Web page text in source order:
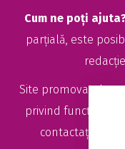
Cum ne poți
parțială, este
Site promovat de
privind
contactați la